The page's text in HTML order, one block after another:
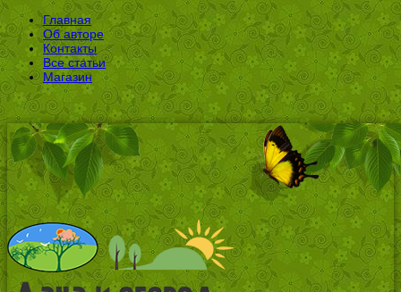
Главная
Об авторе
Контакты
Все статьи
Магазин